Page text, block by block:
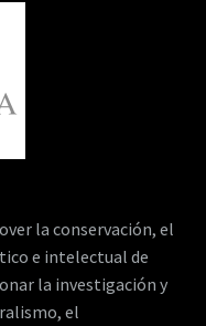
la conservación, el
e intelectual de
la investigación y
el